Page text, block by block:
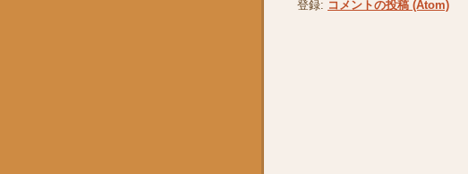
登録: コメントの投稿 (Atom)